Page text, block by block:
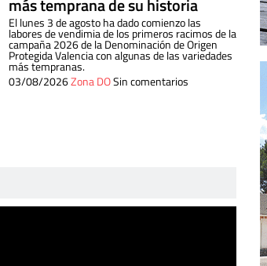
más temprana de su historia
El lunes 3 de agosto ha dado comienzo las
labores de vendimia de los primeros racimos de la
campaña 2026 de la Denominación de Origen
Protegida Valencia con algunas de las variedades
más tempranas.
03/08/2026Zona DOSin comentarios